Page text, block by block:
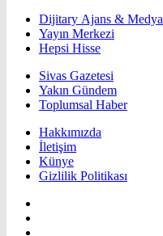
Dijitary Ajans & Medya
Yayın Merkezi
Hepsi Hisse
Sivas Gazetesi
Yakın Gündem
Toplumsal Haber
Hakkımızda
İletişim
Künye
Gizlilik Politikası